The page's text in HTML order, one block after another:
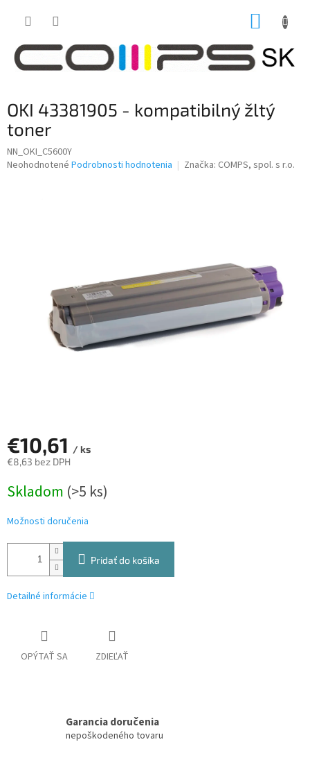
OKI 43381905 - kompatibilný žltý
toner
NN_OKI_C5600Y
Priemerné
Neohodnotené Podrobnosti hodnotenia Značka: COMPS, spol. s r.o.
€10,61 / ks
€8,63 bez DPH
cena:
Skladom (>5 ks)
Možnosti doručenia
Pridať do košíka
Detailné informácie
OPÝTAŤ SA ZDIEĽAŤ
Garancia doručenia
nepoškodeného tovaru